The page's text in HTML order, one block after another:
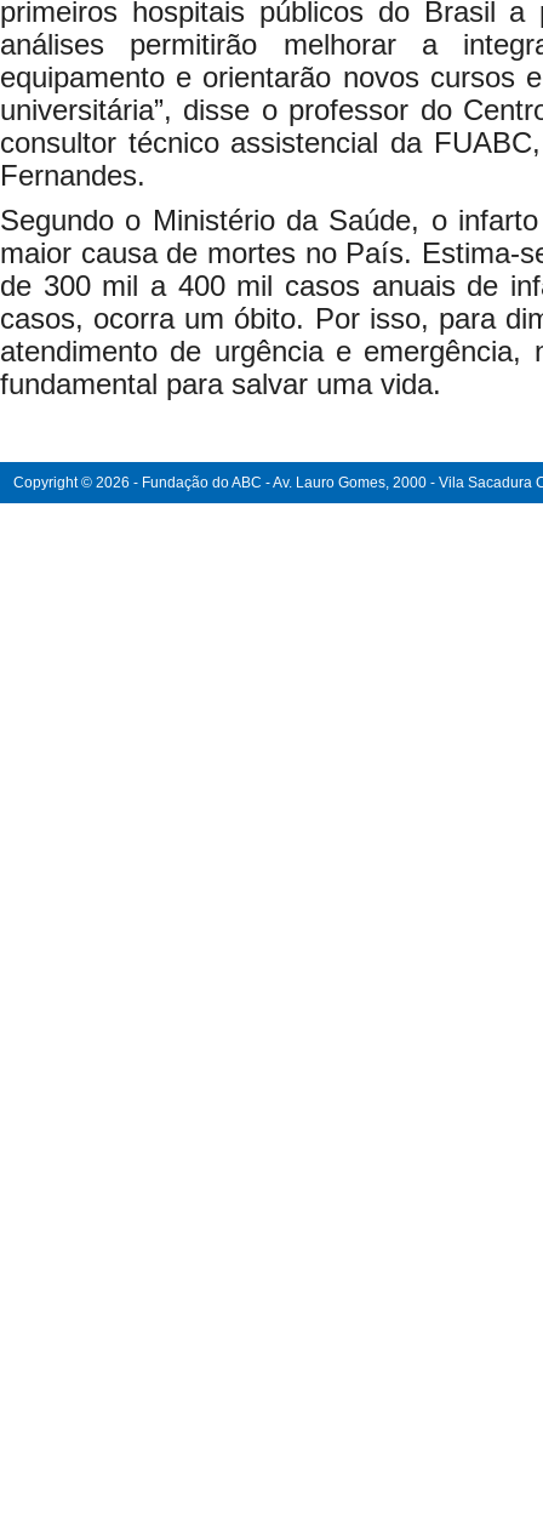
primeiros hospitais públicos do Brasil a
análises permitirão melhorar a
equipamento e orientarão novos cursos
universitária”, disse o professor do
consultor técnico assistencial da
Fernandes.
Segundo o Ministério da Saúde, o
maior causa de mortes no País. Estima-
de 300 mil a 400 mil casos anuais de
casos, ocorra um óbito. Por isso, para
atendimento de urgência e emergência,
fundamental para salvar uma vida.
Copyright © 2026 - Fundação do ABC - Av. Lauro Gomes, 2000 - Vila